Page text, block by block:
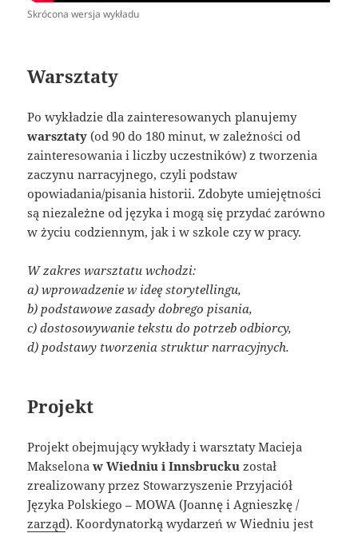
Skrócona wersja wykładu
Warsztaty
Po wykładzie dla zainteresowanych planujemy
warsztaty (od 90 do 180 minut, w zależności od
zainteresowania i liczby uczestników) z tworzenia
zaczynu narracyjnego, czyli podstaw
opowiadania/pisania historii. Zdobyte umiejętności
są niezależne od języka i mogą się przydać zarówno
w życiu codziennym, jak i w szkole czy w pracy.
W zakres warsztatu wchodzi:
a) wprowadzenie w ideę storytellingu,
b) podstawowe zasady dobrego pisania,
c) dostosowywanie tekstu do potrzeb odbiorcy,
d) podstawy tworzenia struktur narracyjnych.
Projekt
Projekt obejmujący wykłady i warsztaty Macieja
Makselonaw Wiedniu i Innsbrucku został
zrealizowany przez Stowarzyszenie Przyjaciół
Języka Polskiego – MOWA (Joannę i Agnieszkę /
zarząd). Koordynatorką wydarzeń w Wiedniu jest